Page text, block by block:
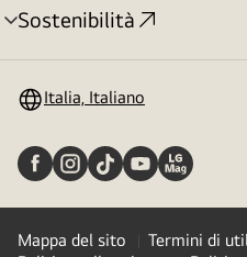
Sostenibilità
Attivazione
Italia, Italiano
Mappa del sito
Termini di